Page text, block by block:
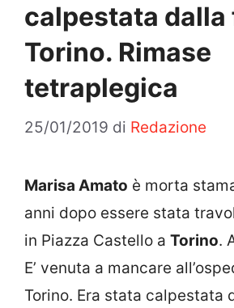
calpestata dalla
Torino. Rimase
tetraplegica
25/01/2019 di Redazione
Marisa Amato è morta
anni dopo essere stata
in Piazza Castello a Torino.
E’ venuta a mancare
Torino. Era stata calpestata